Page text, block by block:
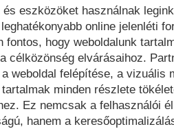
és eszközöket használnak
online jelenléti
fontos, hogy weboldalunk
célközönség elvárásaihoz.
weboldal felépítése, a vizuális
minden részlete
Ez nemcsak a felhasználói
hanem a